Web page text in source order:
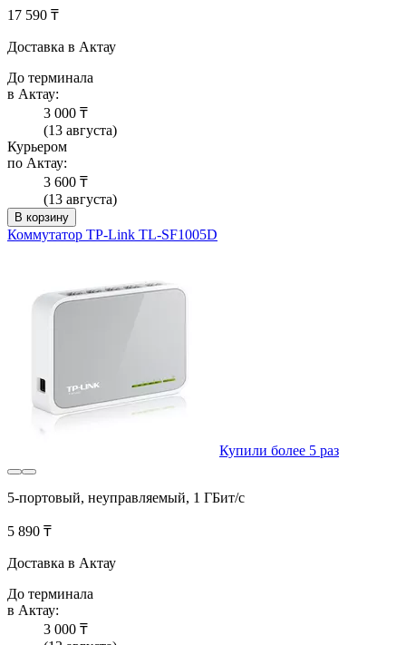
17 590 ₸
Доставка в Актау
До терминала
в Актау:
3 000 ₸
(13 августа)
Курьером
по Актау:
3 600 ₸
(13 августа)
В корзину
Коммутатор TP-Link TL-SF1005D
Купили более 5 раз
5-портовый, неуправляемый, 1 ГБит/с
5 890 ₸
Доставка в Актау
До терминала
в Актау:
3 000 ₸